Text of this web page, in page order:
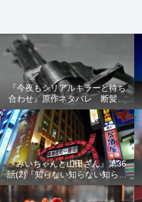
『今夜もシリアルキラーと待ち
合わせ』原作ネタバレ 断髪オ
ブジェ殺人事件 犯人の正体や
結末を解説
『みいちゃんと山田さん』第36
話(2)『知らない知らない知らな
い』最新話 ネタバレ 犯人確
定 次回最終回